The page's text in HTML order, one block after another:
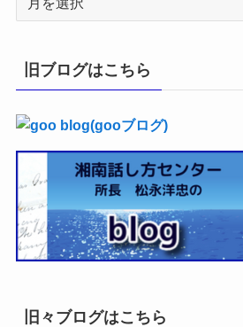
イ
ブ
旧ブログはこちら
旧々ブログはこちら